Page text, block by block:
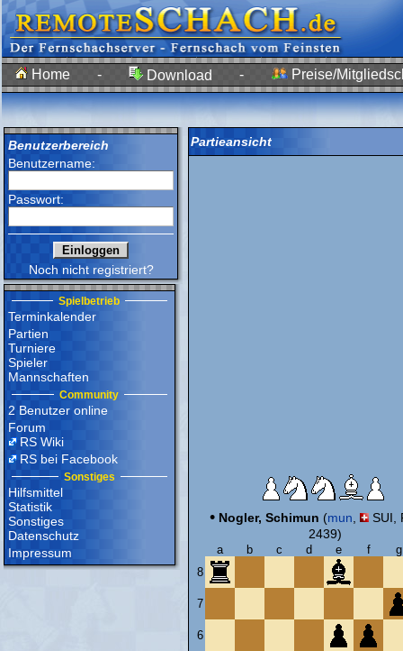
Home - Download - Preise/
Benutzerbereich
Benutzername:
Passwort:
Noch nicht registriert?
Spielbetrieb
Terminkalender
Partien
Turniere
Spieler
Mannschaften
Community
2 Benutzer online
Forum
RS Wiki
RS bei Facebook
Sonstiges
Hilfsmittel
Statistik
Sonstiges
Datenschutz
Impressum
Partieansicht
• Nogler, Schimun (mun
SUI,
2439)
a b c d e f
g
8
7
6